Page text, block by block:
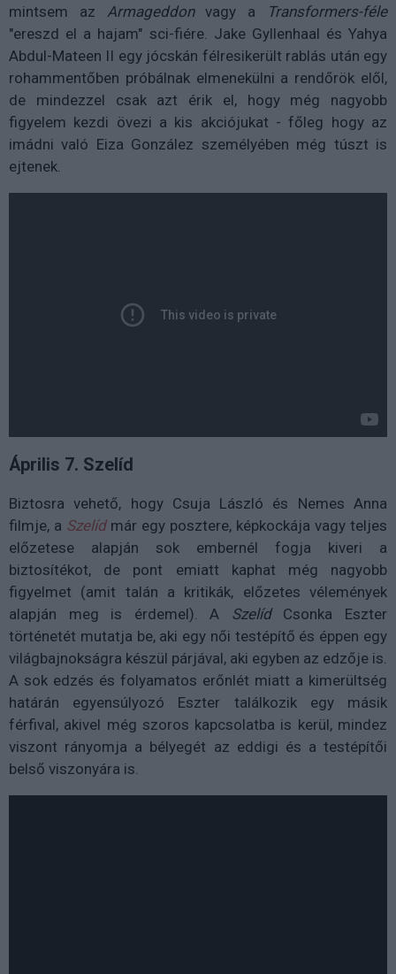
mintsem az Armageddonvagy a
Transformers-féle
"ereszd el a hajam" sci-fiére. Jake Gyllenhaal és Yahya
Abdul-Mateen II egy jócskán félresikerült rablás után egy
rohammentőben próbálnak elmenekülni a rendőrök elől,
de mindezzel csak azt érik el, hogy még nagyobb
figyelem kezdi övezi a kis akciójukat - főleg hogy az
imádni való Eiza González személyében még túszt is
ejtenek.
Április 7. Szelíd
Biztosra vehető, hogy Csuja László és Nemes Anna
filmje, a Szelídmár egy posztere, képkockája vagy teljes
előzetese alapján sok embernél fogja kiveri a
biztosítékot, de pont emiatt kaphat még nagyobb
figyelmet (amit talán a kritikák, előzetes vélemények
alapján meg is érdemel). A SzelídCsonka Eszter
történetét mutatja be, aki egy női testépítő és éppen egy
világbajnokságra készül párjával, aki egyben az edzője is.
A sok edzés és folyamatos erőnlét miatt a kimerültség
határán egyensúlyozó Eszter találkozik egy másik
férfival, akivel még szoros kapcsolatba is kerül, mindez
viszont rányomja a bélyegét az eddigi és a testépítői
belső viszonyára is.